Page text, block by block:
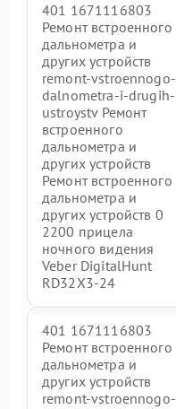
401 1671116803
Ремонт встроенного
дальнометра и
других устройств
remont-vstroennogo-
dalnometra-i-drugih-
ustroystv Ремонт
встроенного
дальнометра и
других устройств
Ремонт встроенного
дальнометра и
других устройств 0
2200 прицела
ночного видения
Veber DigitalHunt
RD32X3-24
401 1671116803
Ремонт встроенного
дальнометра и
других устройств
remont-vstroennogo-